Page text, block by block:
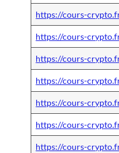
https://cours-
https://cours-
https://cours-
https://cours-
https://cours-
https://cours-
https://cours-